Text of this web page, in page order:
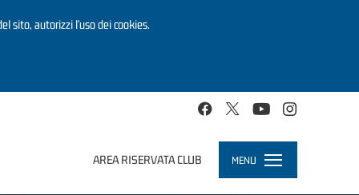
sito, autorizzi l’uso dei cookies.
AREA RISERVATA CLUB MENU
Toggle